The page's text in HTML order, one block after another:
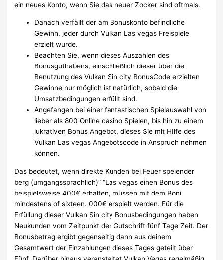
ein neues Konto, wenn Sie das neuer Zocker sind oftmals.
Danach verfällt der am Bonuskonto befindliche
Gewinn, jeder durch Vulkan Las vegas Freispiele
erzielt wurde.
Beachten Sie, wenn dieses Auszahlen des
Bonusguthabens, einschließlich dieser über die
Benutzung des Vulkan Sin city BonusCode erzielten
Gewinne nur möglich ist natürlich, sobald die
Umsatzbedingungen erfüllt sind.
Angefangen bei einer fantastischen Spielauswahl von
lieber als 800 Online casino Spielen, bis hin zu einem
lukrativen Bonus Angebot, dieses Sie mit HIlfe des
Vulkan Las vegas Angebotscode in Anspruch nehmen
können.
Das bedeutet, wenn direkte Kunden bei Feuer speiender
berg (umgangssprachlich)” “Las vegas einen Bonus des
beispielsweise 400€ erhalten, müssen mit dem Boni
mindestens of sixteen. 000€ erspielt werden. Für die
Erfüllung dieser Vulkan Sin city Bonusbedingungen haben
Neukunden vom Zeitpunkt der Gutschrift fünf Tage Zeit. Der
Bonusbetrag ergibt gegenseitig dann aus deinem
Gesamtwert der Einzahlungen dieses Tages geteilt über